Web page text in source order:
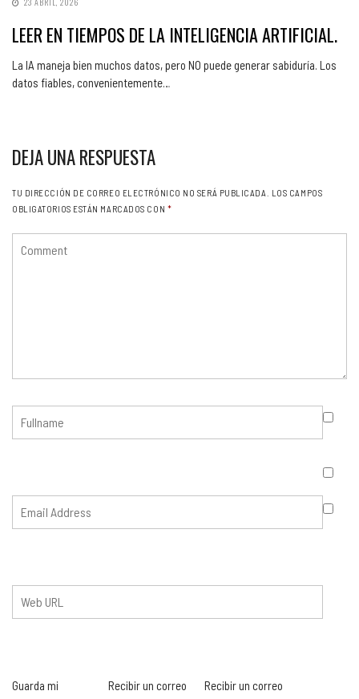
LEER EN TIEMPOS DE LA INTELIGENCIA ARTIFICIAL.
La IA maneja bien muchos datos, pero NO puede generar sabiduría. Los
datos fiables, convenientemente…
DEJA UNA RESPUESTA
TU DIRECCIÓN DE CORREO ELECTRÓNICO NO SERÁ PUBLICADA.
LOS CAMPOS
OBLIGATORIOS ESTÁN MARCADOS CON *
Guarda mi
Recibir un correo
Recibir un correo